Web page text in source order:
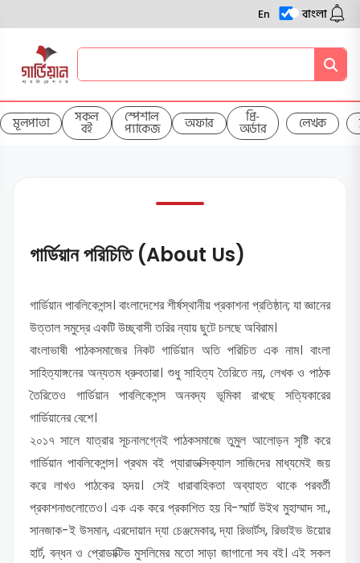
En বাংলা
মূলপাতা সকল
বই
স্পেশাল
প্যাকেজ অফার প্রি-
অর্ডার লেখক
গার্ডিয়ান পরিচিতি (About Us)
গার্ডিয়ান পাবলিকেশন্স। বাংলাদেশের শীর্ষস্থানীয় প্রকাশনা প্রতিষ্ঠান; যা জ্ঞানের
উত্তাল সমুদ্রে একটি উচ্ছ্বাসী তরির ন্যায় ছুটে চলছে অবিরাম।
বাংলাভাষী পাঠকসমাজের নিকট গার্ডিয়ান অতি পরিচিত এক নাম। বাংলা
সাহিত্যাঙ্গনের অন্যতম ধ্রুবতারা। শুধু সাহিত্য তৈরিতে নয়, লেখক ও পাঠক
তৈরিতেও গার্ডিয়ান পাবলিকেশন্স অনবদ্য ভূমিকা রাখছে সত্যিকারের
গার্ডিয়ানের বেশে।
২০১৭ সালে যাত্রার সূচনালগ্নেই পাঠকসমাজে তুমুল আলোড়ন সৃষ্টি করে
গার্ডিয়ান পাবলিকেশন্স। প্রথম বই প্যারাডক্সিক্যাল সাজিদের মাধ্যমেই জয়
করে লাখও পাঠকের হৃদয়। সেই ধারাবাহিকতা অব্যাহত থাকে পরবর্তী
প্রকাশনাগুলোতেও। এক এক করে প্রকাশিত হয় বি-স্মার্ট উইথ মুহাম্মাদ সা.,
সানজাক-ই উসমান, এরদোয়ান দ্যা চেঞ্জমেকার, দ্যা রিভার্টস, রিভাইভ উয়োর
হার্ট, বন্ধন ও প্রোডাক্টিভ মুসলিমের মতো সাড়া জাগানো সব বই। এই সকল